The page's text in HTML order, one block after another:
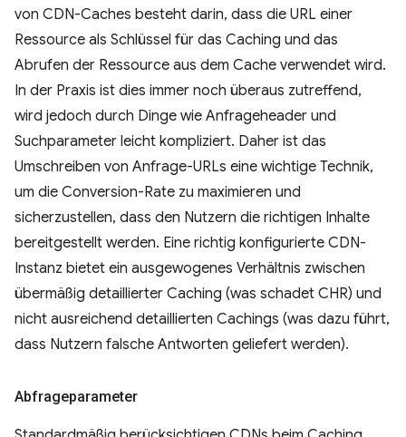
von CDN-Caches besteht darin, dass die URL einer
Ressource als Schlüssel für das Caching und das
Abrufen der Ressource aus dem Cache verwendet wird.
In der Praxis ist dies immer noch überaus zutreffend,
wird jedoch durch Dinge wie Anfrageheader und
Suchparameter leicht kompliziert. Daher ist das
Umschreiben von Anfrage-URLs eine wichtige Technik,
um die Conversion-Rate zu maximieren und
sicherzustellen, dass den Nutzern die richtigen Inhalte
bereitgestellt werden. Eine richtig konfigurierte CDN-
Instanz bietet ein ausgewogenes Verhältnis zwischen
übermäßig detaillierter Caching (was schadet CHR) und
nicht ausreichend detaillierten Cachings (was dazu führt,
dass Nutzern falsche Antworten geliefert werden).
Abfrageparameter